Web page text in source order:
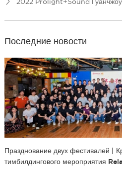
2022 Prolight+Sound Гуанчжоу
Последние новости
Празднование двух фестивалей |
тимбилдингового мероприятия